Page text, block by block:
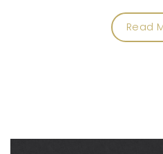
Read